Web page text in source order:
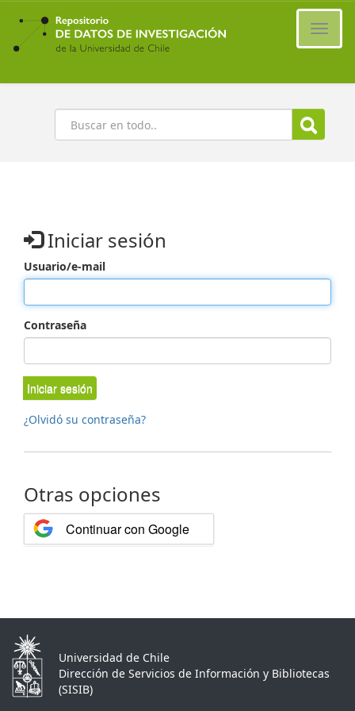
Ir
contenido
principal
Buscar
Iniciar sesión
Usuario/e-mail
Contraseña
Iniciar sesión
¿Olvidó su contraseña?
Otras opciones
Continuar con Google
Universidad de Chile
Dirección de Servicios de Información y Bibliotecas
(SISIB)